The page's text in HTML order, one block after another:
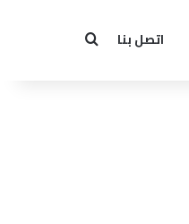
اتصل بنا بحث عن